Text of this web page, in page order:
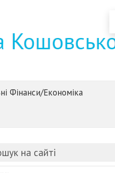
Фінанси/Економіка
на сайті